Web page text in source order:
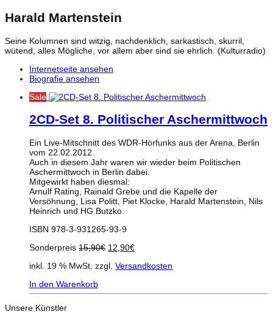
Harald Martenstein
Seine Kolumnen sind witzig, nachdenklich, sarkastisch, skurril,
wütend, alles Mögliche, vor allem aber sind sie ehrlich. (Kulturradio)
Internetseite ansehen
Biografie ansehen
Sale
2CD-Set 8. Politischer Aschermittwoch
Ein Live-Mitschnitt des WDR-Hörfunks aus der Arena, Berlin
vom 22.02.2012.
Auch in diesem Jahr waren wir wieder beim Politischen
Aschermittwoch in Berlin dabei.
Mitgewirkt haben diesmal:
Arnulf Rating, Rainald Grebe und die Kapelle der
Versöhnung, Lisa Politt, Piet Klocke, Harald Martenstein, Nils
Heinrich und HG Butzko.
ISBN 978-3-931265-93-9
Sonderpreis 15,90€ Ursprünglicher
war:
12,90€Aktueller
ist:
inkl. 19 % MwSt. zzgl. Versandkosten
In den Warenkorb
Unsere Künstler